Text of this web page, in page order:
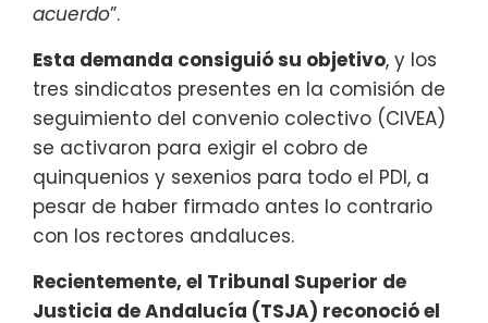
acuerdo”.
Esta demanda consiguió su objetivo, y los
tres sindicatos presentes en la comisión de
seguimiento del convenio colectivo (CIVEA)
se activaron para exigir el cobro de
quinquenios y sexenios para todo el PDI, a
pesar de haber firmado antes lo contrario
con los rectores andaluces.
Recientemente, el Tribunal Superior de
Justicia de Andalucía (TSJA) reconoció el